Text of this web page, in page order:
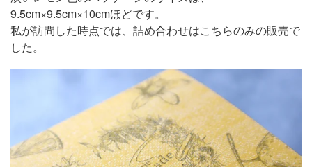
9.5cm×9.5cm×10cmほどです。
私が訪問した時点では、詰め合わせはこちらのみの販売で
した。